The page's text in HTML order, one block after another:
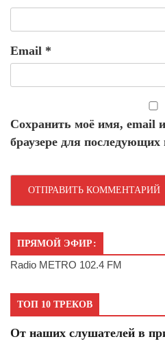
Email *
Сохранить моё имя, email
браузере для
ПРЯМОЙ ЭФИР:
Radio METRO 102.4 FM
ТОП 10 ТРЕКОВ
От наших слушателей в